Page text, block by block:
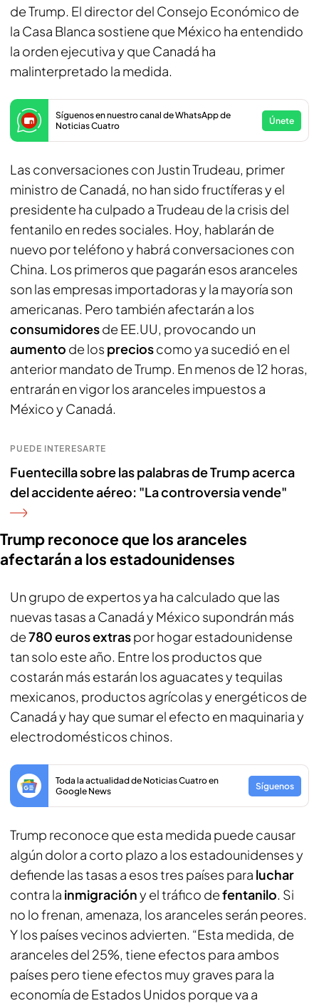
de Trump. El director del Consejo Económico de
la Casa Blanca sostiene que México ha entendido
la orden ejecutiva y que Canadá ha
malinterpretado la medida.
Síguenos en nuestro canal de WhatsApp de
Noticias Cuatro
Únete
Las conversaciones con Justin Trudeau, primer
ministro de Canadá, no han sido fructíferas y el
presidente ha culpado a Trudeau de la crisis del
fentanilo en redes sociales. Hoy, hablarán de
nuevo por teléfono y habrá conversaciones con
China. Los primeros que pagarán esos aranceles
son las empresas importadoras y la mayoría son
americanas. Pero también afectarán a los
consumidoresde EE.UU, provocando un
aumento de los precioscomo ya sucedió en el
anterior mandato de Trump. En menos de 12 horas,
entrarán en vigor los aranceles impuestos a
México y Canadá.
PUEDE INTERESARTE
Fuentecilla sobre las palabras de Trump acerca
del accidente aéreo: "La controversia vende"
Trump reconoce que los aranceles
afectarán a los estadounidenses
Un grupo de expertos ya ha calculado que las
nuevas tasas a Canadá y México supondrán más
de780 euros extraspor hogar estadounidense
tan solo este año. Entre los productos que
costarán más estarán los aguacates y tequilas
mexicanos, productos agrícolas y energéticos de
Canadá y hay que sumar el efecto en maquinaria y
electrodomésticos chinos.
Toda la actualidad de Noticias Cuatro en
Google News
Síguenos
Trump reconoce que esta medida puede causar
algún dolor a corto plazo a los estadounidenses y
defiende las tasas a esos tres países para luchar
contra la inmigracióny el tráfico defentanilo. Si
no lo frenan, amenaza, los aranceles serán peores.
Y los países vecinos advierten. “Esta medida, de
aranceles del 25%, tiene efectos para ambos
países pero tiene efectos muy graves para la
economía de Estados Unidos porque va a